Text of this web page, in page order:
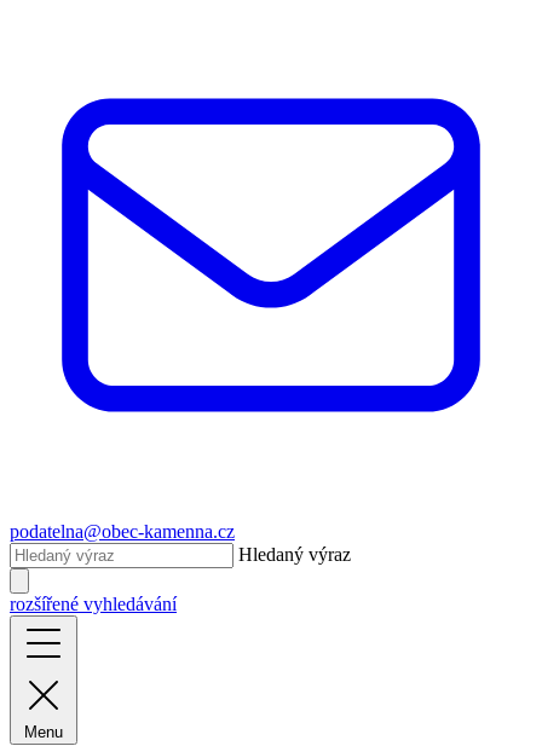
podatelna@obec-kamenna.cz
Hledaný výraz
rozšířené vyhledávání
Menu